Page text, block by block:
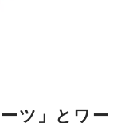
ツ」とワー